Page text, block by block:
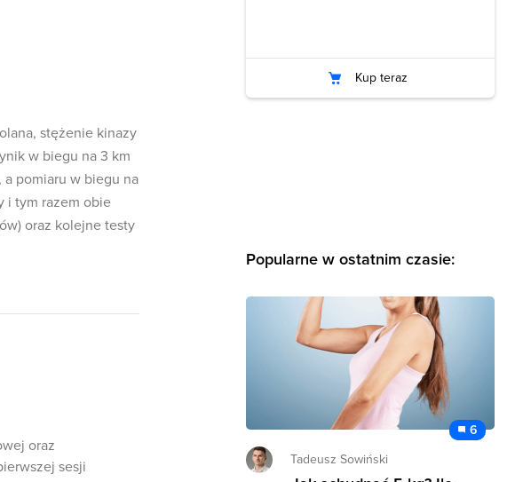
stężenie kinazy
w biegu na 3 km
pomiaru w biegu na
i tym razem obie
oraz kolejne testy
oraz
sesji
Kup teraz
Popularne w ostatnim czasie:
6
Tadeusz Sowiński